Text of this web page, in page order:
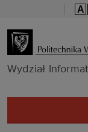
A
Wydział